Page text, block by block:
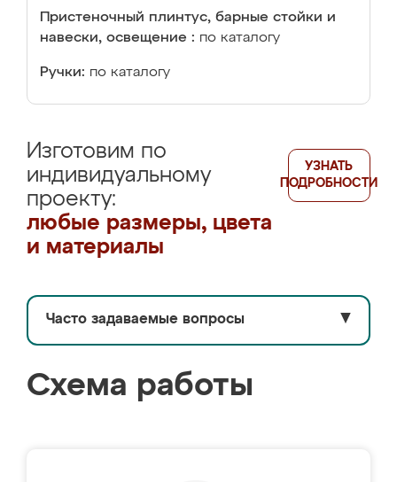
Пристеночный плинтус, барные стойки и
навески, освещение : по каталогу
Ручки: по каталогу
Изготовим по
индивидуальному
проекту:
любые размеры, цвета
и материалы
УЗНАТЬ
ПОДРОБНОСТИ
Часто задаваемые вопросы ▼
Схема работы